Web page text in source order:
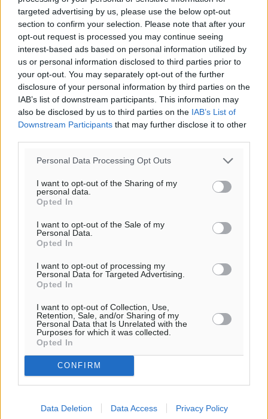
targeted advertising by us, please use the below opt-out
section to confirm your selection. Please note that after your
opt-out request is processed you may continue seeing
interest-based ads based on personal information utilized by
us or personal information disclosed to third parties prior to
your opt-out. You may separately opt-out of the further
disclosure of your personal information by third parties on the
IAB’s list of downstream participants. This information may
also be disclosed by us to third parties on the IAB’s List of
Downstream Participants that may further disclose it to other
Personal Data Processing Opt Outs
I want to opt-out of the Sharing of my
personal data.
Opted In
I want to opt-out of the Sale of my
Personal Data.
Opted In
I want to opt-out of processing my
Personal Data for Targeted Advertising.
Opted In
I want to opt-out of Collection, Use,
Retention, Sale, and/or Sharing of my
Personal Data that Is Unrelated with the
Purposes for which it was collected.
Opted In
CONFIRM
Data Deletion Data Access Privacy Policy
πρόγνωση:
33°
ΚΥ
29°
ΔΕ
29°
ΤΡ
28°
ΤΕ